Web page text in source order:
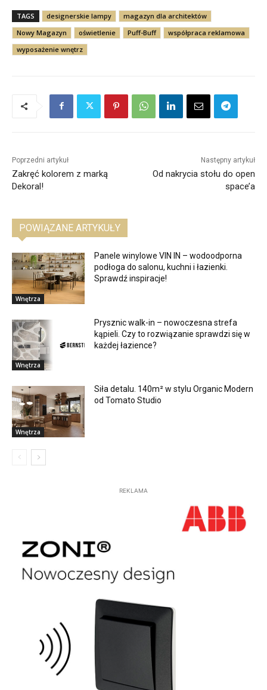
TAGS designerskie lampy
magazyn dla architektów
Nowy Magazyn
oświetlenie Puff-Buff
współpraca reklamowa
wyposażenie wnętrz
Poprzedni artykuł
Zakręć kolorem z marką
Dekoral!
Następny artykuł
Od nakrycia stołu do open
space’a
POWIĄZANE ARTYKUŁY
Wnętrza
Panele winylowe VIN IN – wodoodporna
podłoga do salonu, kuchni i łazienki.
Sprawdź inspiracje!
Wnętrza
Prysznic walk-in – nowoczesna strefa
kąpieli. Czy to rozwiązanie sprawdzi się w
każdej łazience?
Wnętrza
Siła detalu. 140m² w stylu Organic Modern
od Tomato Studio
REKLAMA